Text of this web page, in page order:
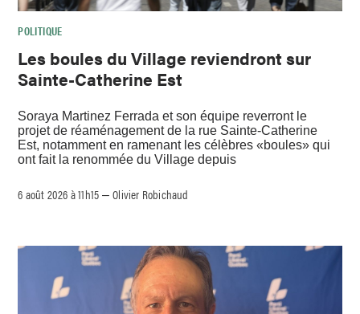
POLITIQUE
Les boules du Village reviendront sur
Sainte-Catherine Est
Soraya Martinez Ferrada et son équipe reverront le
projet de réaménagement de la rue Sainte-Catherine
Est, notamment en ramenant les célèbres «boules» qui
ont fait la renommée du Village depuis
6 août 2026 à 11h15 –Olivier Robichaud